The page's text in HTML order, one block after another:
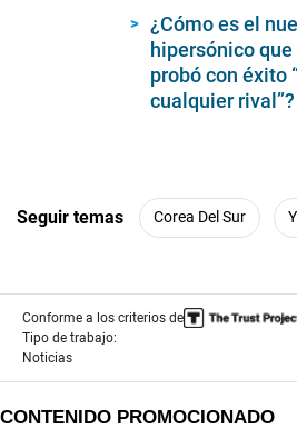
¿Cómo es el
hipersónico
probó con éxito
cualquier rival”?
Seguir temas Corea Del Sur
Conforme a los criterios de
Tipo de trabajo:
Noticias